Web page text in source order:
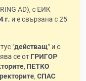
AD), с ЕИК
г. и е свързана с 25
"действащ" и с
се от ГРИГОР
, ПЕТКО
, СПАС